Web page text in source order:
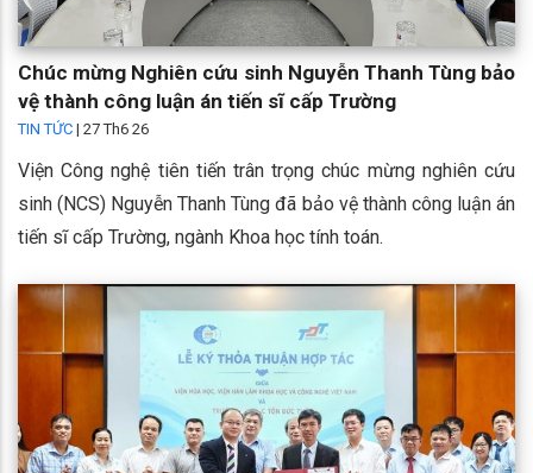
Chúc mừng Nghiên cứu sinh Nguyễn Thanh Tùng bảo
vệ thành công luận án tiến sĩ cấp Trường
TIN TỨC | 27 Th6 26
Viện Công nghệ tiên tiến trân trọng chúc mừng nghiên cứu
sinh (NCS) Nguyễn Thanh Tùng đã bảo vệ thành công luận án
tiến sĩ cấp Trường, ngành Khoa học tính toán.